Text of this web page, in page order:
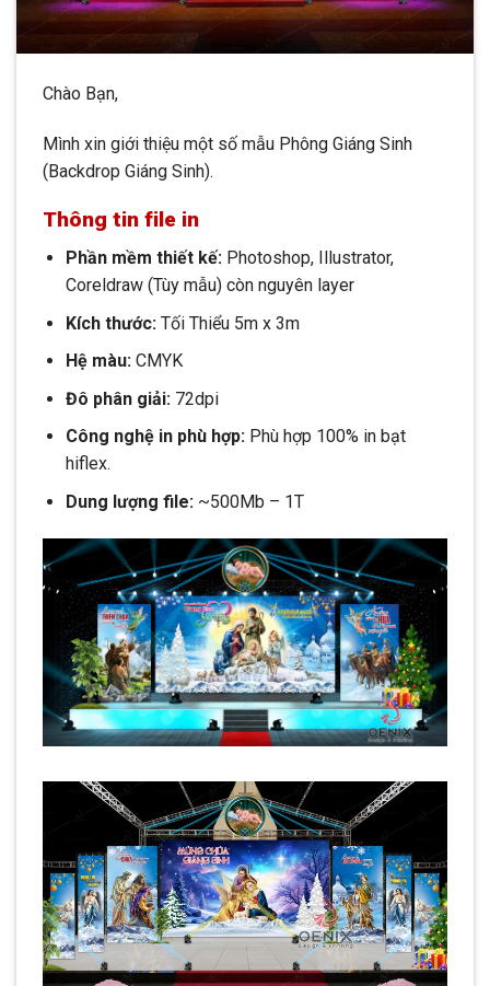
Chào Bạn,
Mình xin giới thiệu một số mẫu Phông Giáng Sinh
(Backdrop Giáng Sinh).
Thông tin file in
Phần mềm thiết kế:Photoshop, Illustrator,
Coreldraw (Tùy mẫu) còn nguyên layer
Kích thước:Tối Thiểu 5m x 3m
Hệ màu:CMYK
Đô phân giải:72dpi
Công nghệ in phù hợp:Phù hợp 100% in bạt
hiflex.
Dung lượng file:~500Mb – 1T